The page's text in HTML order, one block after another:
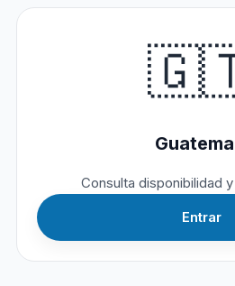
Consulta disponibilidad
Entrar